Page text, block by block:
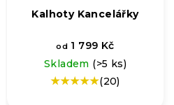
Kalhoty Kancelářky
od 1 799 Kč
Skladem (>5 ks)
Průměrné(20)